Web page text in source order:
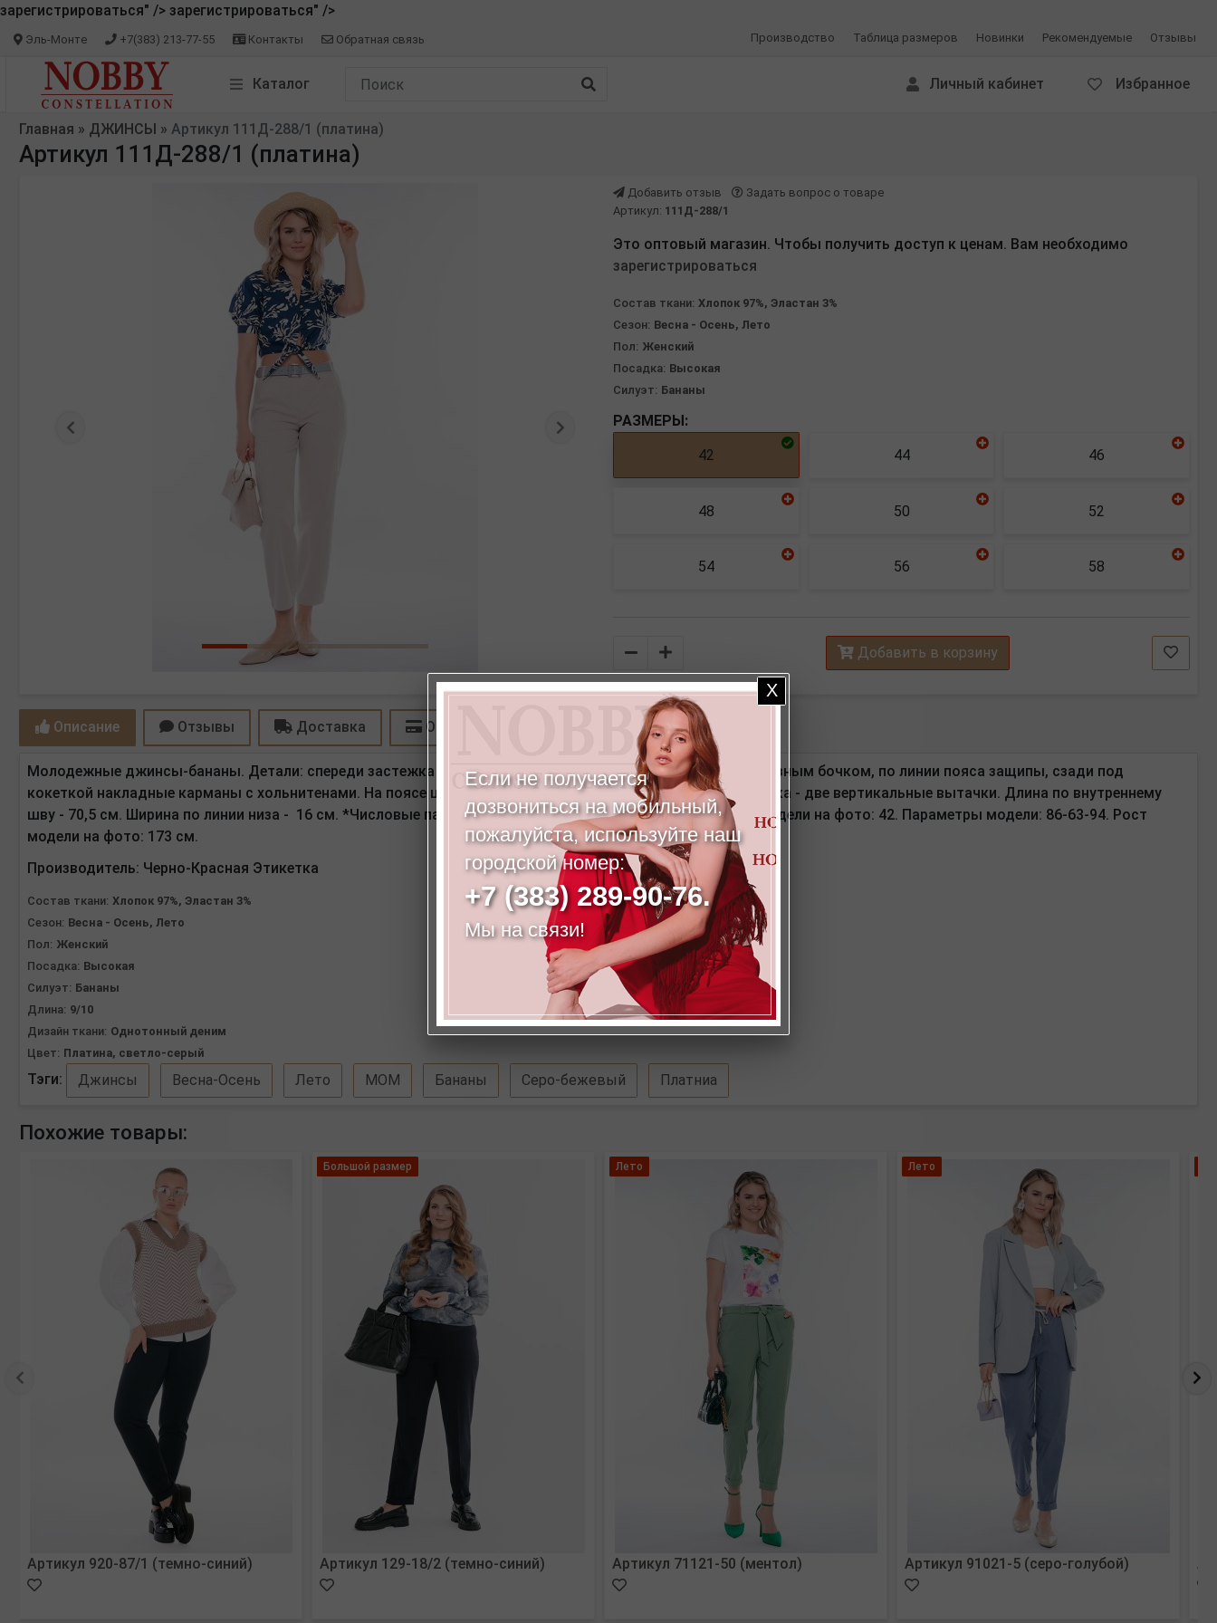
зарегистрироваться" /> зарегистрироваться" />
Производство Таблица размеров Новинки Рекомендуемые Отзывы
Эль-Монте +7(383) 213-77-55 Контакты Обратная связь
Каталог Избранное
Личный кабинет
Главная » ДЖИНСЫ » Артикул 111Д-288/1 (платина)
Артикул 111Д-288/1 (платина)
Предыдущая Следующая
Добавить отзыв
Задать вопрос о товаре
Артикул: 111Д-288/1
Это оптовый магазин. Чтобы получить доступ к ценам. Вам необходимо
зарегистрироваться
Состав ткани: Хлопок 97%, Эластан 3%
Сезон: Весна - Осень, Лето
Пол: Женский
Посадка: Высокая
Силуэт: Бананы
РАЗМЕРЫ:
42 44 46
48 50 52
54 56 58
Количество Добавить в корзину
Описание Отзывы Доставка Оплата
Молодежные джинсы-бананы. Детали: спереди застежка на молнию и пуговицу, боковые карманы с отрезным бочком, по линии пояса защипы, сзади под
кокеткой накладные карманы с хольнитенами. На поясе шлевки. По линии низа брюк оригинальная отделка - две вертикальные вытачки. Длина по внутреннему
шву - 70,5 см. Ширина по линии низа - 16 см. *Числовые параметры соответствуют размеру 42. Размер модели на фото: 42. Параметры модели: 86-63-94. Рост
модели на фото: 173 см.
Производитель: Черно-Красная Этикетка
Состав ткани: Хлопок 97%, Эластан 3%
Сезон: Весна - Осень, Лето
Пол: Женский
Посадка: Высокая
Силуэт: Бананы
Длина: 9/10
Дизайн ткани: Однотонный деним
Цвет: Платина, светло-серый
Тэги: Джинсы Весна-Осень Лето МОМ Бананы Серо-бежевый Платниа
Похожие товары:
Артикул 920-87/1 (темно-синий)
Большой размер
Артикул 129-18/2 (темно-синий)
Лето
Артикул 71121-50 (ментол)
Лето
Артикул 91021-5 (серо-голубой)
Если не получается
дозвониться на мобильный,
пожалуйста, используйте наш
городской номер:
+7 (383) 289-90-76.
Мы на связи!